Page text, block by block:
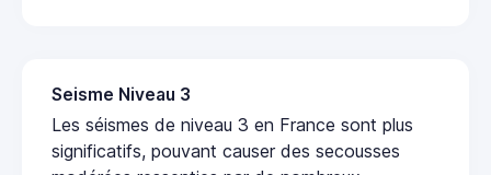
Seisme Niveau 3
Les séismes de niveau 3 en France sont plus
significatifs, pouvant causer des secousses